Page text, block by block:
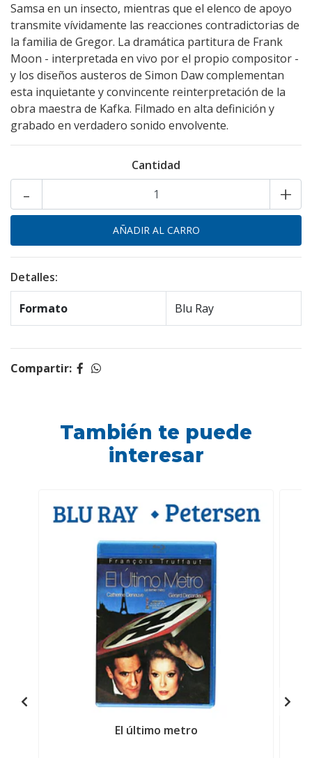
Samsa en un insecto, mientras que el elenco de apoyo
transmite vívidamente las reacciones contradictorias de
la familia de Gregor. La dramática partitura de Frank
Moon - interpretada en vivo por el propio compositor -
y los diseños austeros de Simon Daw complementan
esta inquietante y convincente reinterpretación de la
obra maestra de Kafka. Filmado en alta definición y
grabado en verdadero sonido envolvente.
Cantidad
+
-
Detalles:
Formato Blu Ray
Compartir:
También te puede
interesar
El último metro